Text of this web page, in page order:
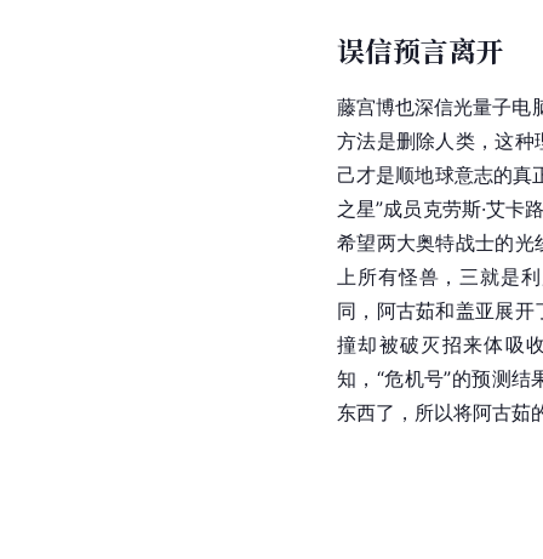
误信预言离开
藤宫博也深信光量子电
方法是删除人类，这
己才是顺地球意志的真
之星”成员克劳斯·艾卡
希望两大奥特战士的光
上所有怪兽，三就是
同，阿古茹和盖亚展
撞却被破灭招来体吸
知，“危机号”的预测
东西了，所以将阿古茹